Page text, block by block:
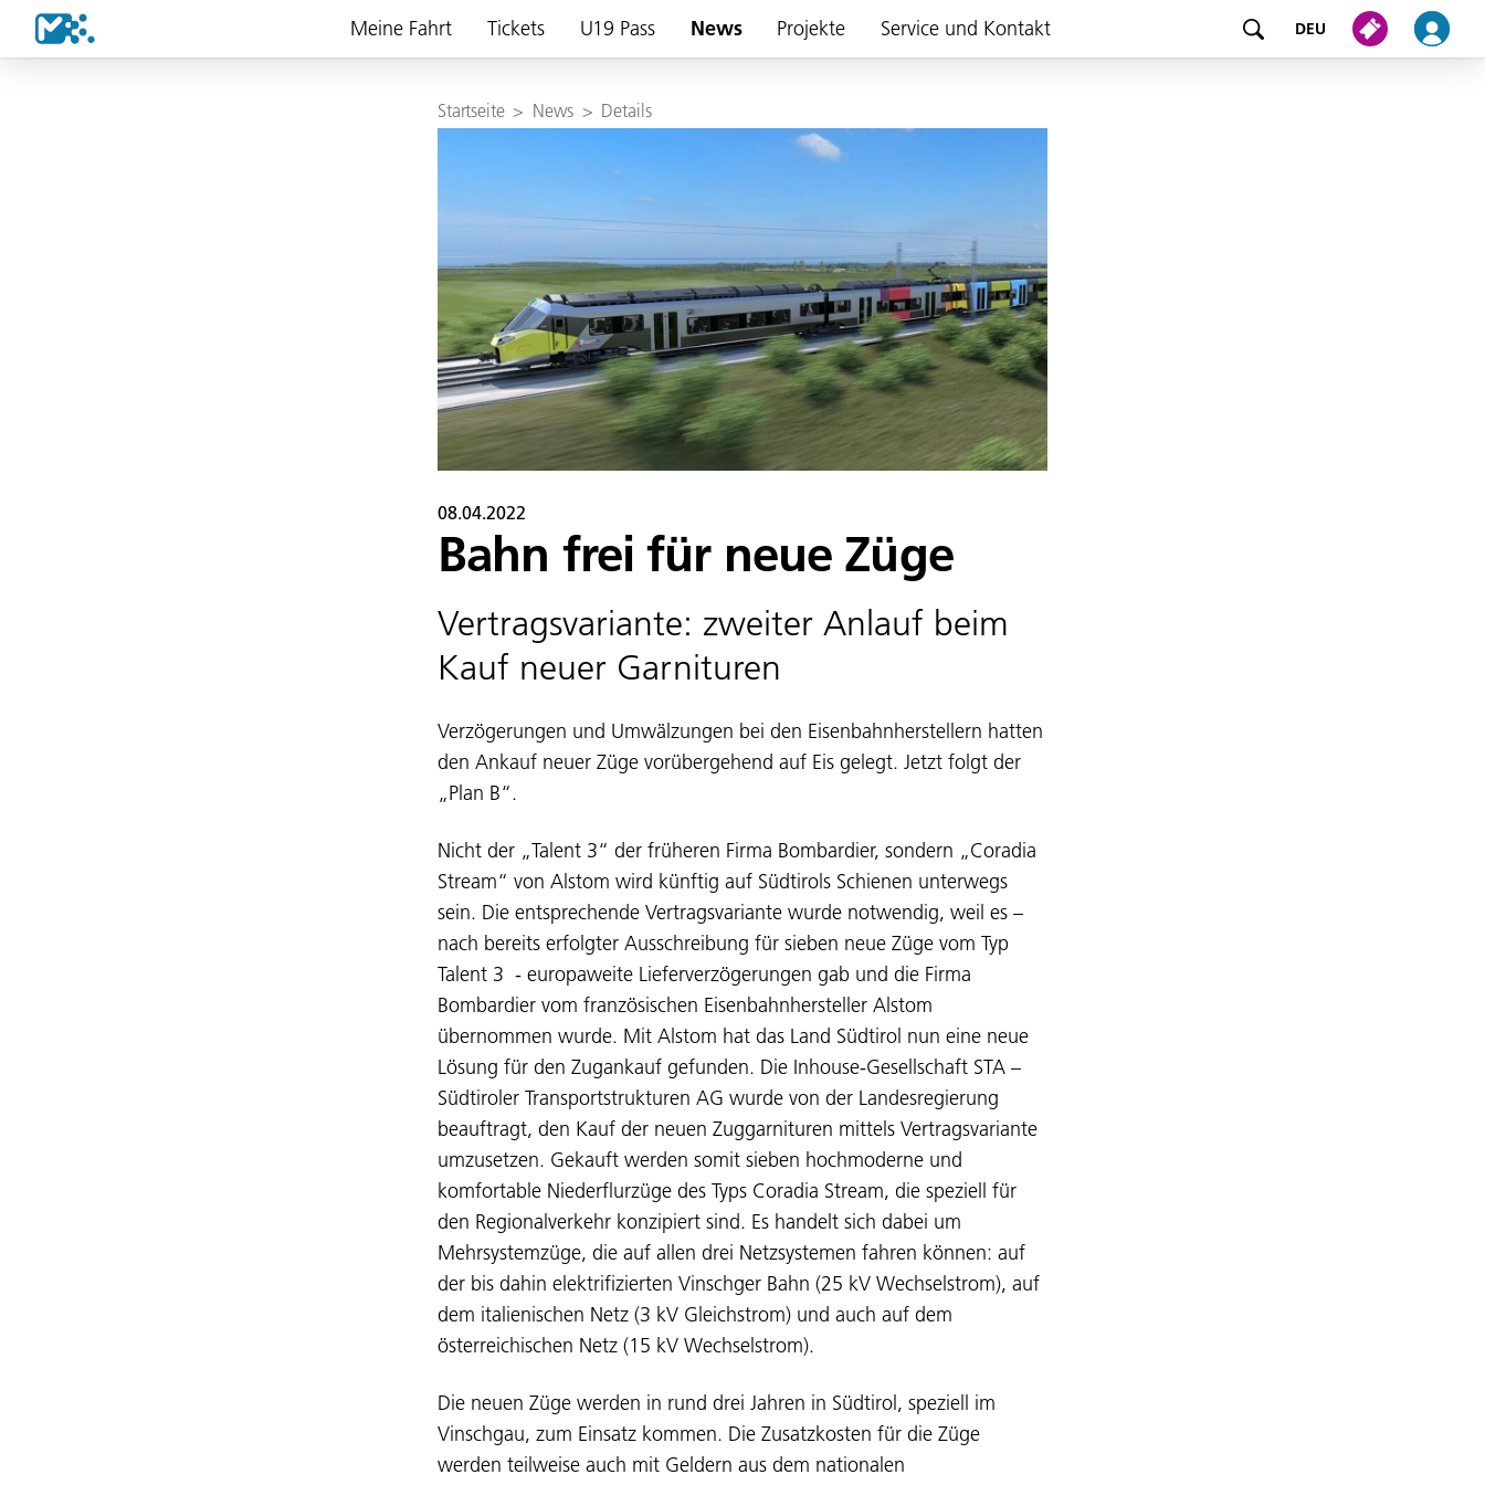
Meine Fahrt Tickets U19 Pass News Projekte Service und Kontakt DEU
Startseite > News > Details
08.04.2022
Bahn frei für neue Züge
Vertragsvariante: zweiter Anlauf beim
Kauf neuer Garnituren
Verzögerungen und Umwälzungen bei den Eisenbahnherstellern hatten
den Ankauf neuer Züge vorübergehend auf Eis gelegt. Jetzt folgt der
„Plan B“.
Nicht der „Talent 3“ der früheren Firma Bombardier, sondern „Coradia
Stream“ von Alstom wird künftig auf Südtirols Schienen unterwegs
sein. Die entsprechende Vertragsvariante wurde notwendig, weil es –
nach bereits erfolgter Ausschreibung für sieben neue Züge vom Typ
Talent 3 - europaweite Lieferverzögerungen gab und die Firma
Bombardier vom französischen Eisenbahnhersteller Alstom
übernommen wurde. Mit Alstom hat das Land Südtirol nun eine neue
Lösung für den Zugankauf gefunden. Die Inhouse-Gesellschaft STA –
Südtiroler Transportstrukturen AG wurde von der Landesregierung
beauftragt, den Kauf der neuen Zuggarnituren mittels Vertragsvariante
umzusetzen. Gekauft werden somit sieben hochmoderne und
komfortable Niederflurzüge des Typs Coradia Stream, die speziell für
den Regionalverkehr konzipiert sind. Es handelt sich dabei um
Mehrsystemzüge, die auf allen drei Netzsystemen fahren können: auf
der bis dahin elektrifizierten Vinschger Bahn (25 kV Wechselstrom), auf
dem italienischen Netz (3 kV Gleichstrom) und auch auf dem
österreichischen Netz (15 kV Wechselstrom).
Die neuen Züge werden in rund drei Jahren in Südtirol, speziell im
Vinschgau, zum Einsatz kommen. Die Zusatzkosten für die Züge
werden teilweise auch mit Geldern aus dem nationalen